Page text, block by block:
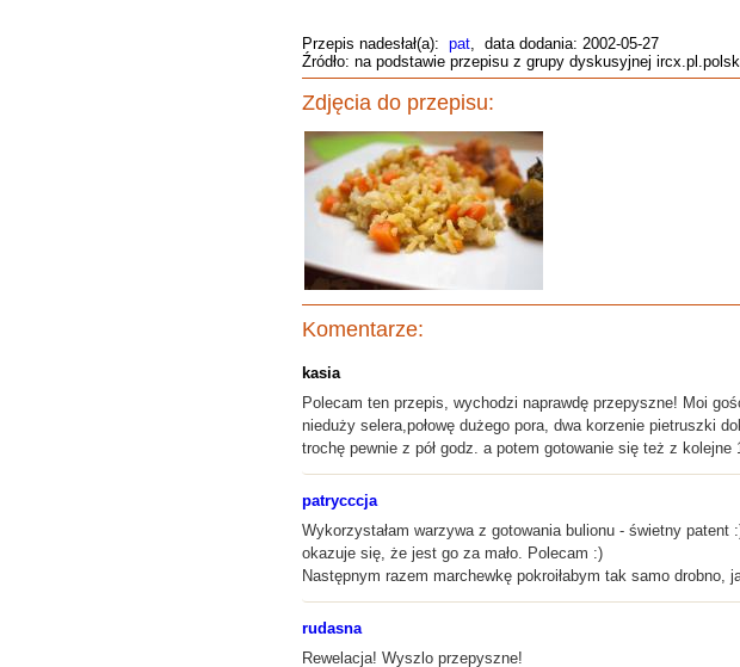
Przepis nadesłał(a): pat, data dodania: 2002-05-27
Źródło: na podstawie przepisu z grupy dyskusyjnej
Zdjęcia do przepisu:
Komentarze:
kasia
Polecam ten przepis, wychodzi naprawdę przepyszne! Moi
nieduży selera,połowę dużego pora, dwa korzenie pietruszki
trochę pewnie z pół godz. a potem gotowanie się też z kolejne
patrycccja
Wykorzystałam warzywa z gotowania bulionu - świetny
okazuje się, że jest go za mało. Polecam :)
Następnym razem marchewkę pokroiłabym tak samo drobno,
rudasna
Rewelacja! Wyszlo przepyszne!